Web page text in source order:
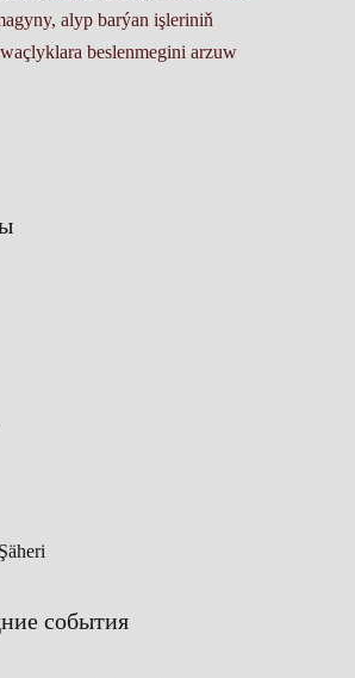
события
alyp barýan işleriniň
beslenmegini arzuw